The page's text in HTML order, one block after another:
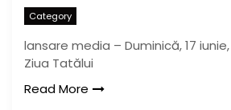
Category
lansare media – Duminică, 17
Ziua Tatălui
Read More